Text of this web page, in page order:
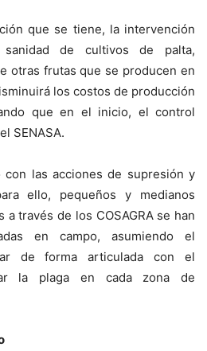
que se tiene, la intervención
de cultivos de palta,
otras frutas que se producen en
los costos de producción
que en el inicio, el control
SENASA.
con las acciones de supresión y
ello, pequeños y medianos
través de los COSAGRA se han
en campo, asumiendo el
de forma articulada con el
la plaga en cada zona de